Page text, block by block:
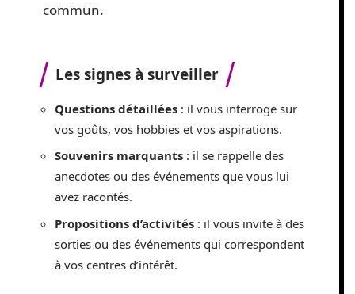
commun.
Les signes à surveiller
Questions détaillées : il vous interroge sur
vos goûts, vos hobbies et vos aspirations.
Souvenirs marquants : il se rappelle des
anecdotes ou des événements que vous lui
avez racontés.
Propositions d’activités : il vous invite à des
sorties ou des événements qui correspondent
à vos centres d’intérêt.